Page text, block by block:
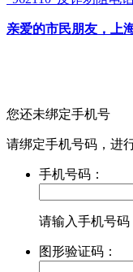
亲爱的市民朋友，上
您还未绑定手机号
请绑定手机号码，进
手机号码：
请输入手机号
图形验证码：